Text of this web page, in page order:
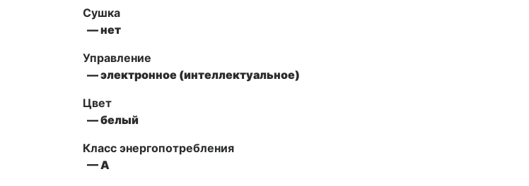
Сушка
— нет
Управление
—электронное (интеллектуальное)
Цвет
— белый
Класс энергопотребления
— A